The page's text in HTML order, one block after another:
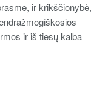
ir krikščionybė,
ir iš tiesų kalba